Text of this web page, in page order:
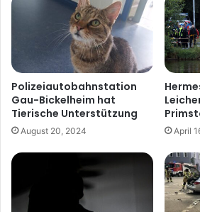
Polizeiautobahnstation
Gau-Bickelheim hat
Tierische Unterstützung
August 20, 2024 April